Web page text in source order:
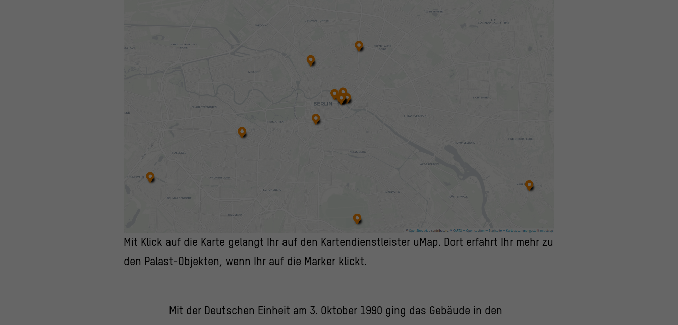
Mit Klick auf die Karte gelangt Ihr auf den Kartendienstleister uMap. Dort erfahrt Ihr mehr zu
den Palast-Objekten, wenn Ihr auf die Marker klickt.
Mit der Deutschen Einheit am 3. Oktober 1990 ging das Gebäude in den